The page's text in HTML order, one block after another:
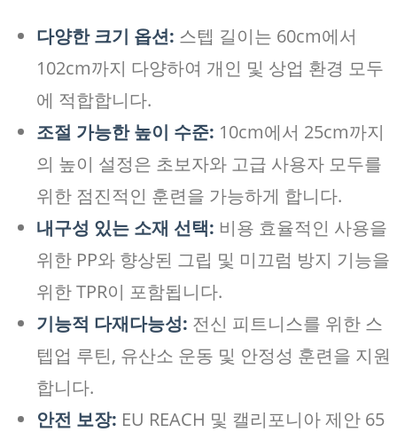
다양한 크기 옵션: 스텝 길이는 60cm에서
102cm까지 다양하여 개인 및 상업 환경 모두
에 적합합니다.
조절 가능한 높이 수준: 10cm에서 25cm까지
의 높이 설정은 초보자와 고급 사용자 모두를
위한 점진적인 훈련을 가능하게 합니다.
내구성 있는 소재 선택: 비용 효율적인 사용을
위한 PP와 향상된 그립 및 미끄럼 방지 기능을
위한 TPR이 포함됩니다.
기능적 다재다능성: 전신 피트니스를 위한 스
텝업 루틴, 유산소 운동 및 안정성 훈련을 지원
합니다.
안전 보장: EU REACH 및 캘리포니아 제안 65